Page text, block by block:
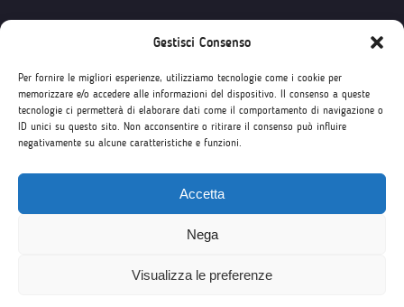
Gestisci Consenso
Per fornire le migliori esperienze, utilizziamo tecnologie come i cookie per
memorizzare e/o accedere alle informazioni del dispositivo. Il consenso a queste
tecnologie ci permetterà di elaborare dati come il comportamento di navigazione o
ID unici su questo sito. Non acconsentire o ritirare il consenso può influire
negativamente su alcune caratteristiche e funzioni.
Accetta
Nega
Visualizza le preferenze